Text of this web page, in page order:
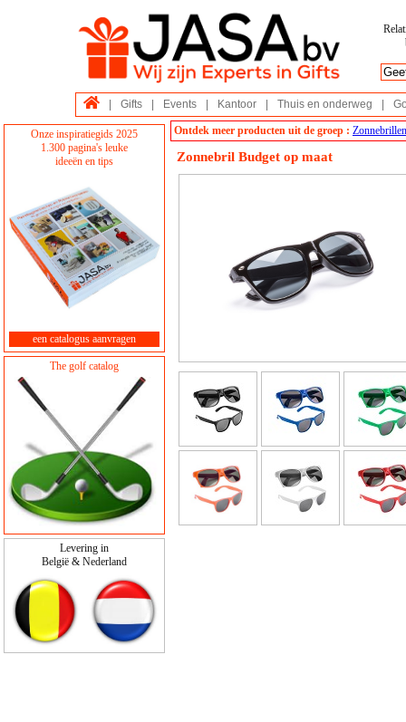
Gifts Events Kantoor Thuis en onderweg
Onze inspiratiegids 2025
1.300 pagina's leuke
ideeën en tips
een catalogus aanvragen
The golf catalog
Levering in
België & Nederland
Ontdek meer producten uit de groep : Zonnebrillen
Zonnebril Budget op maat